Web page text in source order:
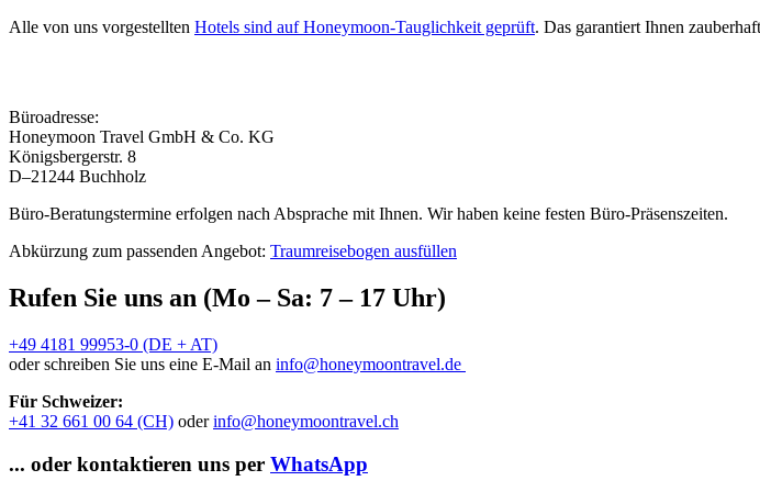
Alle von uns vorgestellten Hotels sind auf Honeymoon-Tauglichkeit geprüft. Das garantiert Ihnen
Büroadresse:
Honeymoon Travel GmbH & Co. KG
Königsbergerstr. 8
D–21244 Buchholz
Büro-Beratungstermine erfolgen nach Absprache mit Ihnen. Wir haben keine festen Büro-Präsenszeiten.
Abkürzung zum passenden Angebot: Traumreisebogen ausfüllen
Rufen Sie uns an (Mo – Sa: 7 – 17 Uhr)
+49 4181 99953-0 (DE + AT)
oder schreiben Sie uns eine E-Mail an info@honeymoontravel.de
Für Schweizer:
+41 32 661 00 64 (CH) oderinfo@honeymoontravel.ch
... oder kontaktieren uns per WhatsApp